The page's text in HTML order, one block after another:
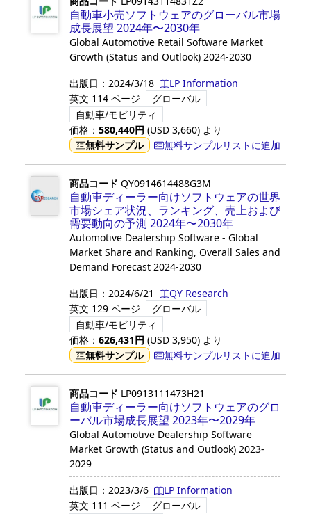
自動車小売ソフトウェアのグローバル市場
成長展望 2024年〜2030年
Global Automotive Retail Software Market
Growth (Status and Outlook) 2024-2030
出版日： 2024/3/18
LP Information
英文 114 ページ
グローバル
自動車/モビリティ
価格： 580,440円 (USD 3,660) より
無料サンプル
無料サンプルリストに追加
商品コード QY0914614488G3M
自動車ディーラー向けソフトウェアの世界
市場シェア状況、ランキング、売上および
需要動向の予測 2024年〜2030年
Automotive Dealership Software - Global
Market Share and Ranking, Overall Sales and
Demand Forecast 2024-2030
出版日： 2024/6/21
QY Research
英文 129 ページ
グローバル
自動車/モビリティ
価格： 626,431円 (USD 3,950) より
無料サンプル
無料サンプルリストに追加
商品コード LP0913111473H21
自動車ディーラー向けソフトウェアのグロ
ーバル市場成長展望 2023年〜2029年
Global Automotive Dealership Software
Market Growth (Status and Outlook) 2023-
2029
出版日： 2023/3/6
LP Information
英文 111 ページ
グローバル